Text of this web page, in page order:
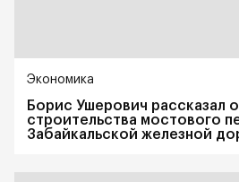
Экономика
Борис Ушерович рассказал
строительства мостового
Забайкальской железной